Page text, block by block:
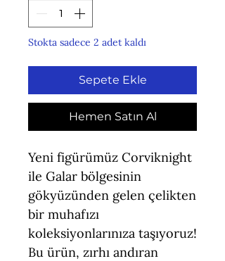
Stokta sadece 2 adet kaldı
Sepete Ekle
Hemen Satın Al
Yeni figürümüz Corviknight
ile Galar bölgesinin
gökyüzünden gelen çelikten
bir muhafızı
koleksiyonlarınıza taşıyoruz!
Bu ürün, zırhı andıran